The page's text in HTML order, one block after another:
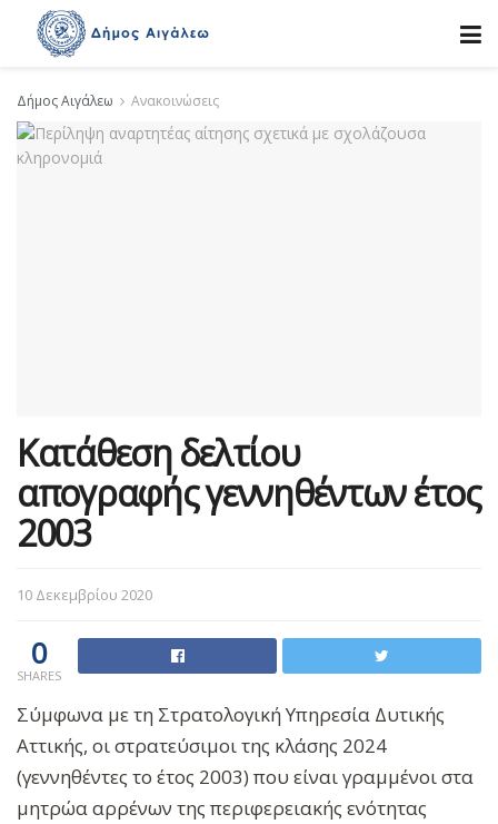
Δήμος Αιγάλεω Ανακοινώσεις
Κατάθεση δελτίου
απογραφής γεννηθέντων έτος
2003
10 Δεκεμβρίου 2020
0
SHARES
Σύμφωνα με τη Στρατολογική Υπηρεσία Δυτικής
Αττικής, οι στρατεύσιμοι της κλάσης 2024
(γεννηθέντες το έτος 2003) που είναι γραμμένοι στα
μητρώα αρρένων της περιφερειακής ενότητας